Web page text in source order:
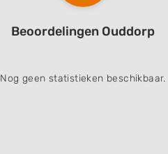
Beoordelingen Ouddorp
Nog geen statistieken beschikbaar.